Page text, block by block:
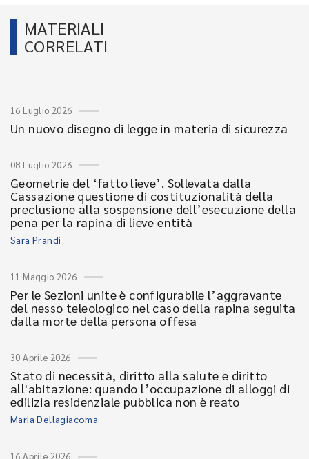
MATERIALI
CORRELATI
16 Luglio 2026
Un nuovo disegno di legge in materia di sicurezza
08 Luglio 2026
Geometrie del ‘fatto lieve’. Sollevata dalla
Cassazione questione di costituzionalità della
preclusione alla sospensione dell’esecuzione della
pena per la rapina di lieve entità
Sara Prandi
11 Maggio 2026
Per le Sezioni unite è configurabile l’aggravante
del nesso teleologico nel caso della rapina seguita
dalla morte della persona offesa
30 Aprile 2026
Stato di necessità, diritto alla salute e diritto
all'abitazione: quando l’occupazione di alloggi di
edilizia residenziale pubblica non è reato
Maria Dellagiacoma
16 Aprile 2026